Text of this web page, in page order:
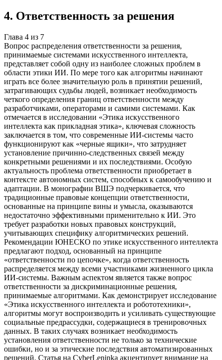
4. Ответственность за решения
Глава 4 из 7
Вопрос распределения ответственности за решения,
принимаемые системами искусственного интеллекта,
представляет собой одну из наиболее сложных проблем в
области этики ИИ. По мере того как алгоритмы начинают
играть все более значительную роль в принятии решений,
затрагивающих судьбы людей, возникает необходимость
четкого определения границ ответственности между
разработчиками, операторами и самими системами. Как
отмечается в исследовании «Этика искусственного
интеллекта как прикладная этика», ключевая сложность
заключается в том, что современные ИИ-системы часто
функционируют как «черные ящики», что затрудняет
установление причинно-следственных связей между
конкретными решениями и их последствиями. Особую
актуальность проблема ответственности приобретает в
контексте автономных систем, способных к самообучению и
адаптации. В монографии ВШЭ подчеркивается, что
традиционные правовые концепции ответственности,
основанные на принципе вины и умысла, оказываются
недостаточно эффективными применительно к ИИ. Это
требует разработки новых правовых конструкций,
учитывающих специфику алгоритмических решений.
Рекомендации ЮНЕСКО по этике искусственного интеллекта
предлагают подход, основанный на принципе
«ответственности по цепочке», когда ответственность
распределяется между всеми участниками жизненного цикла
ИИ-системы. Важным аспектом является также вопрос
ответственности за дискриминационные решения,
принимаемые алгоритмами. Как демонстрирует исследование
«Этика искусственного интеллекта и робототехники»,
алгоритмы могут воспроизводить и усиливать существующие
социальные предрассудки, содержащиеся в тренировочных
данных. В таких случаях возникает необходимость
установления ответственности не только за технические
ошибки, но и за этические последствия автоматизированных
решений. Статья на CyberLeninka акцентирует внимание на